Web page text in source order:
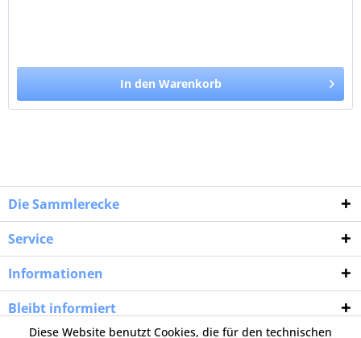
In den Warenkorb
Die Sammlerecke
Service
Informationen
Bleibt informiert
Diese Website benutzt Cookies, die für den technischen